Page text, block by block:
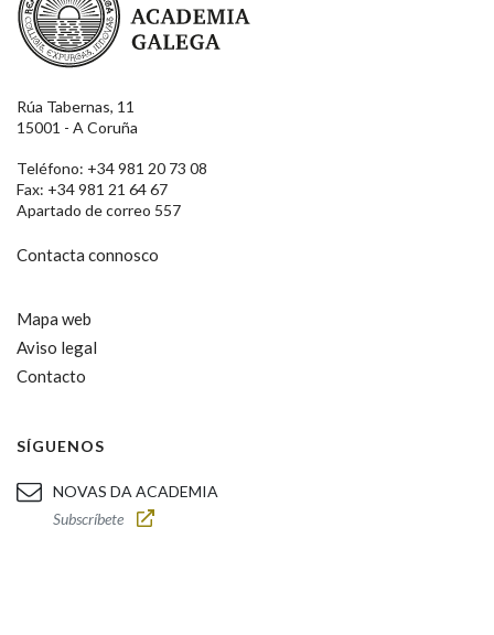
Rúa Tabernas, 11
15001 - A Coruña
Teléfono: +34 981 20 73 08
Fax: +34 981 21 64 67
Apartado de correo 557
Contacta connosco
Mapa web
Aviso legal
Contacto
SÍGUENOS
NOVAS DA ACADEMIA
Subscríbete